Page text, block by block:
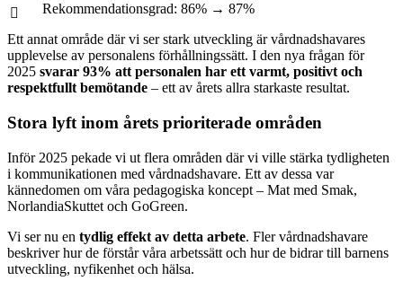
Rekommendationsgrad: 86% → 87%
Ett annat område där vi ser stark utveckling är vårdnadshavares
upplevelse av personalens förhållningssätt. I den nya frågan för
2025 svarar 93% att personalen har ett varmt, positivt och
respektfullt bemötande – ett av årets allra starkaste resultat.
Stora lyft inom årets prioriterade områden
Inför 2025 pekade vi ut flera områden där vi ville stärka tydligheten
i kommunikationen med vårdnadshavare. Ett av dessa var
kännedomen om våra pedagogiska koncept – Mat med Smak,
NorlandiaSkuttet och GoGreen.
Vi ser nu en tydlig effekt av detta arbete. Fler vårdnadshavare
beskriver hur de förstår våra arbetssätt och hur de bidrar till barnens
utveckling, nyfikenhet och hälsa.